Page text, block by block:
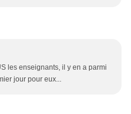
les enseignants, il y en a parmi
jour pour eux...